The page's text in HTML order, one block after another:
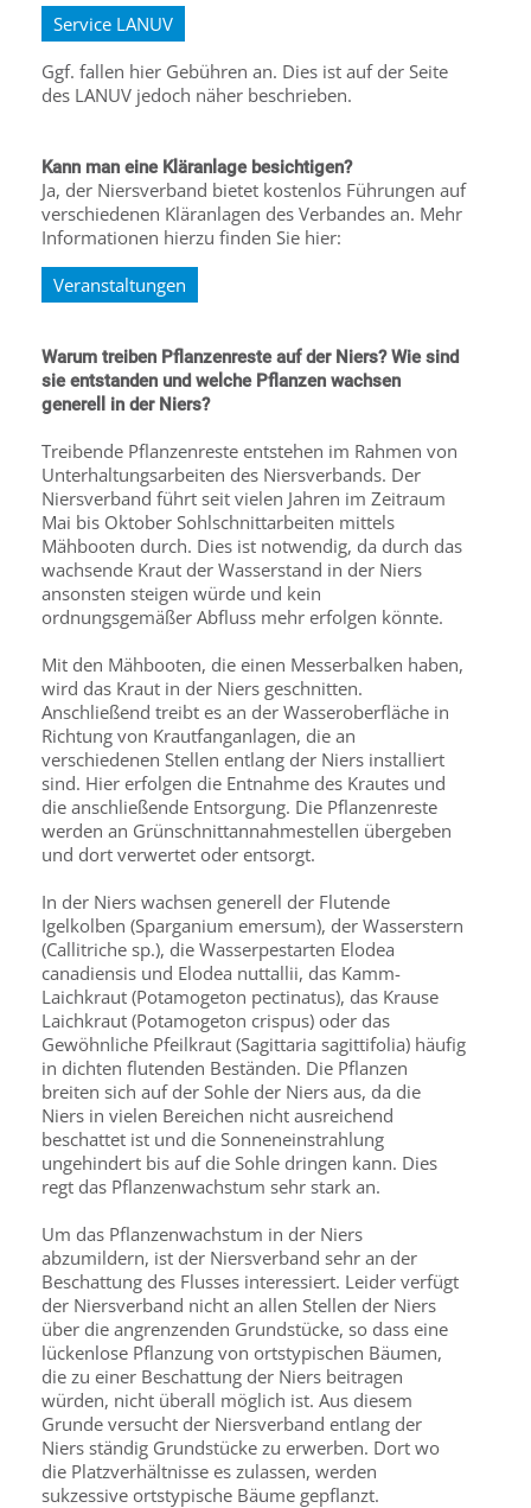
Service LANUV
Ggf. fallen hier Gebühren an. Dies ist auf der Seite
des LANUV jedoch näher beschrieben.
Kann man eine Kläranlage besichtigen?
Ja, der Niersverband bietet kostenlos Führungen auf
verschiedenen Kläranlagen des Verbandes an. Mehr
Informationen hierzu finden Sie hier:
Veranstaltungen
Warum treiben Pflanzenreste auf der Niers? Wie sind
sie entstanden und welche Pflanzen wachsen
generell in der Niers?
Treibende Pflanzenreste entstehen im Rahmen von
Unterhaltungsarbeiten des Niersverbands. Der
Niersverband führt seit vielen Jahren im Zeitraum
Mai bis Oktober Sohlschnittarbeiten mittels
Mähbooten durch. Dies ist notwendig, da durch das
wachsende Kraut der Wasserstand in der Niers
ansonsten steigen würde und kein
ordnungsgemäßer Abfluss mehr erfolgen könnte.
Mit den Mähbooten, die einen Messerbalken haben,
wird das Kraut in der Niers geschnitten.
Anschließend treibt es an der Wasseroberfläche in
Richtung von Krautfanganlagen, die an
verschiedenen Stellen entlang der Niers installiert
sind. Hier erfolgen die Entnahme des Krautes und
die anschließende Entsorgung. Die Pflanzenreste
werden an Grünschnittannahmestellen übergeben
und dort verwertet oder entsorgt.
In der Niers wachsen generell der Flutende
Igelkolben (Sparganium emersum), der Wasserstern
(Callitriche sp.), die Wasserpestarten Elodea
canadiensis und Elodea nuttallii, das Kamm-
Laichkraut (Potamogeton pectinatus), das Krause
Laichkraut (Potamogeton crispus) oder das
Gewöhnliche Pfeilkraut (Sagittaria sagittifolia) häufig
in dichten flutenden Beständen. Die Pflanzen
breiten sich auf der Sohle der Niers aus, da die
Niers in vielen Bereichen nicht ausreichend
beschattet ist und die Sonneneinstrahlung
ungehindert bis auf die Sohle dringen kann. Dies
regt das Pflanzenwachstum sehr stark an.
Um das Pflanzenwachstum in der Niers
abzumildern, ist der Niersverband sehr an der
Beschattung des Flusses interessiert. Leider verfügt
der Niersverband nicht an allen Stellen der Niers
über die angrenzenden Grundstücke, so dass eine
lückenlose Pflanzung von ortstypischen Bäumen,
die zu einer Beschattung der Niers beitragen
würden, nicht überall möglich ist. Aus diesem
Grunde versucht der Niersverband entlang der
Niers ständig Grundstücke zu erwerben. Dort wo
die Platzverhältnisse es zulassen, werden
sukzessive ortstypische Bäume gepflanzt.